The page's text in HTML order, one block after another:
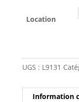
Location
UGS : L9131
Information